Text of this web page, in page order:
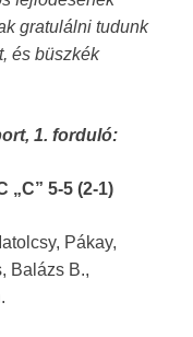
gratulálni tudunk
és büszkék
1. forduló:
„C” 5-5 (2-1)
Pákay,
Balázs B.,